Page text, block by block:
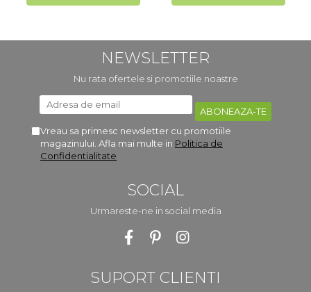
NEWSLETTER
Nu rata ofertele si promotiile noastre
Vreau sa primesc newsletter cu promotiile
magazinului. Afla mai multe in Politica de
Confidentialitate
SOCIAL
Urmareste-ne in social media
SUPORT CLIENTI